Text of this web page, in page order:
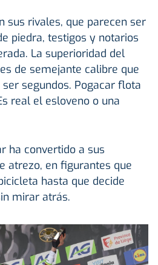
sus rivales, que parecen ser
piedra, testigos y notarios
La superioridad del
de semejante calibre que
segundos. Pogacar flota
real el esloveno o una
ha convertido a sus
atrezo, en figurantes que
hasta que decide
mirar atrás.